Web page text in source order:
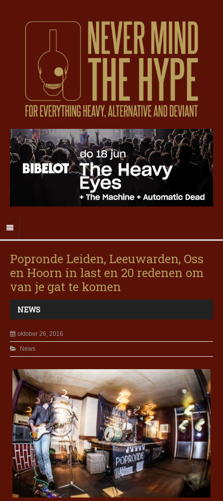
Popronde Leiden, Leeuwarden, Oss
en Hoorn in last en 20 redenen om
van je gat te komen
NEWS
oktober 26, 2016
News